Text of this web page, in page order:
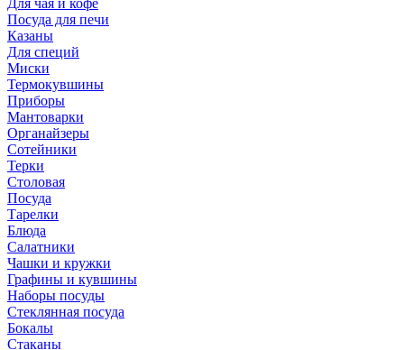
Для чая и кофе
Посуда для печи
Казаны
Для специй
Миски
Термокувшины
Приборы
Мантоварки
Органайзеры
Сотейники
Терки
Столовая
Посуда
Тарелки
Блюда
Салатники
Чашки и кружки
Графины и кувшины
Наборы посуды
Стеклянная посуда
Бокалы
Стаканы